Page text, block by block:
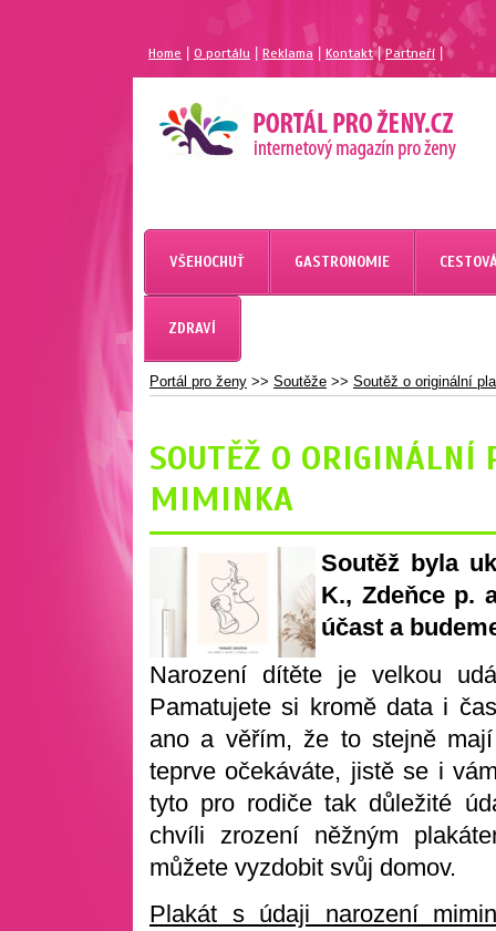
Home |O portálu Reklama Kontakt| Partneří
MAGAZÍN PRO ŽENY
PORTÁL PRO ŽENY.CZ
VŠEHOCHUŤ GASTRONOMIE
ZDRAVÍ
Portál pro ženy >> Soutěže >> Soutěž o originální
SOUTĚŽ O ORIGINÁLNÍ
MIMINKA
Soutěž byla
K., Zdeňce p.
účast a
Narození dítěte je velkou
Pamatujete si kromě data i
ano a věřím, že to stejně
teprve očekáváte, jistě se i
tyto pro rodiče tak důležité
chvíli zrození něžným
můžete vyzdobit svůj domov.
Plakát s údaji narození